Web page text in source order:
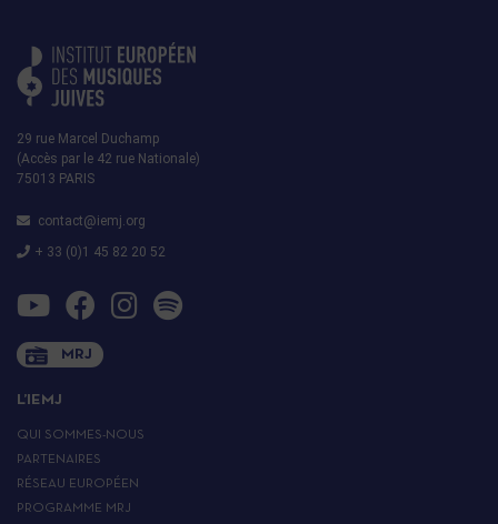
29 rue Marcel Duchamp
(Accès par le 42 rue Nationale)
75013 PARIS
contact@iemj.org
+ 33 (0)1 45 82 20 52
MRJ
L’IEMJ
QUI SOMMES-NOUS
PARTENAIRES
RÉSEAU EUROPÉEN
PROGRAMME MRJ